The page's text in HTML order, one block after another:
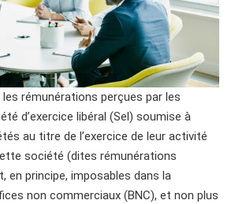
rémunérations perçues par les
d’exercice libéral (Sel) soumise à
au titre de l’exercice de leur activité
société (dites rémunérations
en principe, imposables dans la
non commerciaux (BNC), et non plus